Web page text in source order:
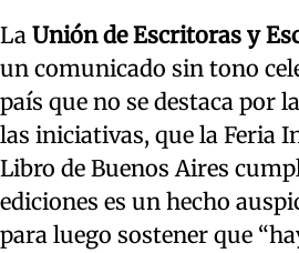
La Unión de Escritoras y
un comunicado sin tono
país que no se destaca por
las iniciativas, que la Feria
Libro de Buenos Aires
ediciones es un hecho
para luego sostener que